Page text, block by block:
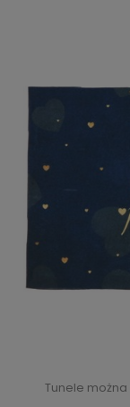
Tunele